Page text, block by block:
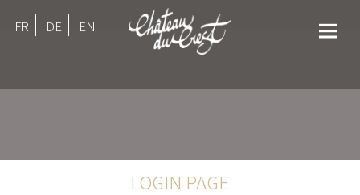
FR DE EN
LOGIN PAGE